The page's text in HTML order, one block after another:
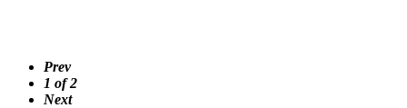
Prev
1 of2
Next